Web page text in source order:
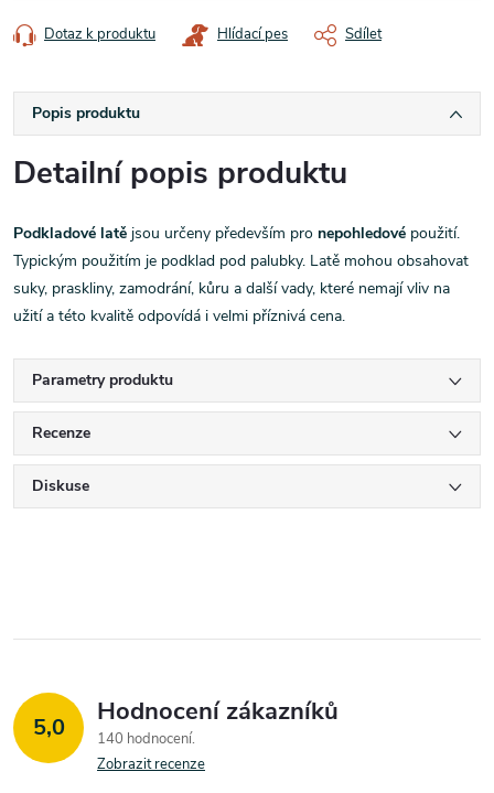
Dotaz k produktu Hlídací pes Sdílet
Popis produktu
Detailní popis produktu
Podkladové latě jsou určeny především pro nepohledové použití.
Typickým použitím je podklad pod palubky. Latě mohou obsahovat
suky, praskliny, zamodrání, kůru a další vady, které nemají vliv na
užití a této kvalitě odpovídá i velmi příznivá cena.
Parametry produktu
Recenze
Diskuse
5,0 Hodnocení zákazníků
140 hodnocení
Zobrazit recenze